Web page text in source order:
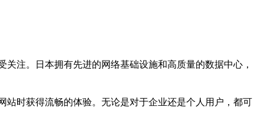
注。日本拥有先进的网络基础设施和高质量的数据中心，
时获得流畅的体验。无论是对于企业还是个人用户，都可